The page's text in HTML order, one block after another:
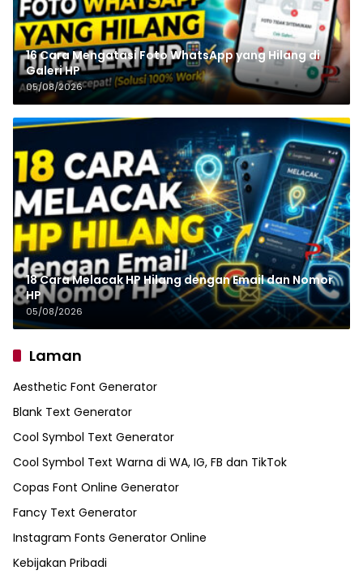
16 Cara Mengatasi Foto WhatsApp yang Hilang di
Galeri HP
05/08/2026
18 Cara Melacak HP Hilang dengan Email dan Nomor
HP
05/08/2026
Laman
Aesthetic Font Generator
Blank Text Generator
Cool Symbol Text Generator
Cool Symbol Text Warna di WA, IG, FB dan TikTok
Copas Font Online Generator
Fancy Text Generator
Instagram Fonts Generator Online
Kebijakan Pribadi